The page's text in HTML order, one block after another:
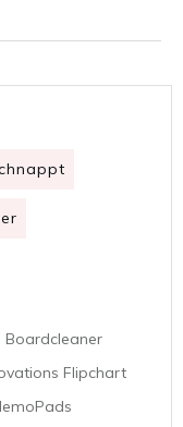
Boardcleaner
Flipchart